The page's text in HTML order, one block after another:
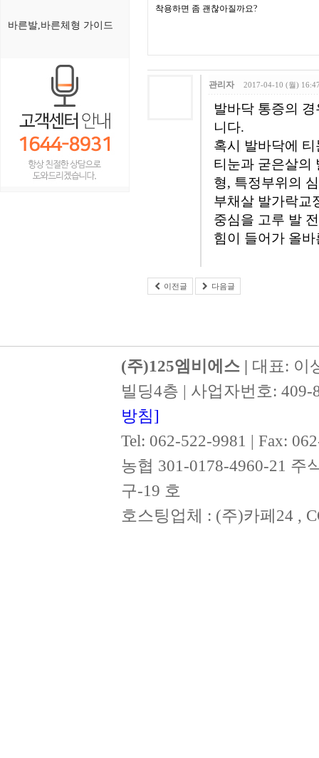
바른발,바른체형 가이드
착용하면 좀 괜찮아질까요?
관리자 2017-04-10 (월)
발바닥 통증의
니다.
혹시 발바닥에
티눈과 굳은살의
형, 특정부위의
부채살 발가락교
중심을 고루 발
힘이 들어가 올
이전글 다음글
(주)125엠비에스 | 대표: 이
빌딩4층 | 사업자번호:
방침]
Tel: 062-522-9981 | Fax:
농협 301-0178-4960-21 주
구-19 호
호스팅업체 : (주)카페24 ,